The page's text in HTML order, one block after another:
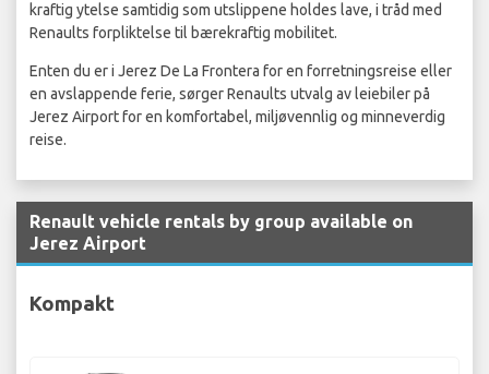
kraftig ytelse samtidig som utslippene holdes lave, i tråd med
Renaults forpliktelse til bærekraftig mobilitet.
Enten du er i Jerez De La Frontera for en forretningsreise eller
en avslappende ferie, sørger Renaults utvalg av leiebiler på
Jerez Airport for en komfortabel, miljøvennlig og minneverdig
reise.
Renault vehicle rentals by group available on
Jerez Airport
Kompakt